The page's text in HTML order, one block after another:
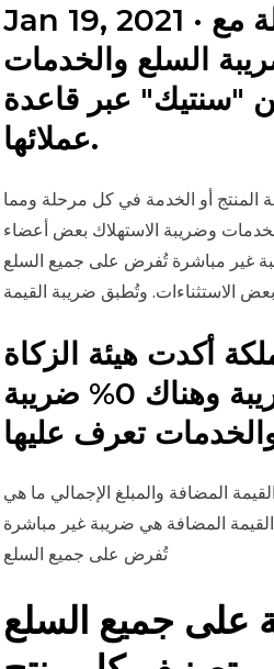
Jan 19, 2021 · ويتم سنوياً إنجاز نحو 3 مليارات معاملة مع
السلع والخدمات
"سنتيك" عبر قاعدة
عملائها.
المنتج أو الخدمة في كل مرحلة ومما
وضريبة الاستهلاك بعض أعضاء
غير مباشرة تُفرض على جميع السلع
1439 في المملكة أكدت هيئة الزكاة
والدخل أن هناك 3 سلع معفاه من الضريبة وهناك 0% ضريبة
المضافة والمبلغ الإجمالي ما هي
المضافة هي ضريبة غير مباشرة
تُفرض على جميع السلع
على جميع السلع